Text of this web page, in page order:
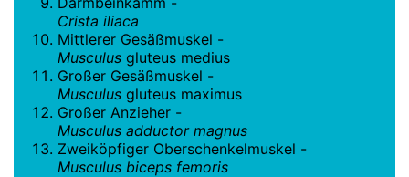
Crista iliaca
Mittlerer Gesäßmuskel -
Musculus gluteus medius
Großer Gesäßmuskel -
Musculus gluteus maximus
Großer Anzieher -
Musculus adductor magnus
Zweiköpfiger Oberschenkelmuskel -
Musculus biceps femoris